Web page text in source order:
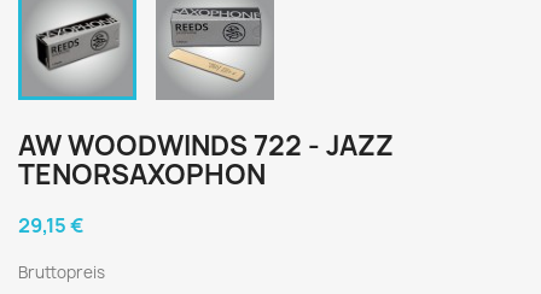
AW WOODWINDS 722 - JAZZ
TENORSAXOPHON
29,15 €
Bruttopreis